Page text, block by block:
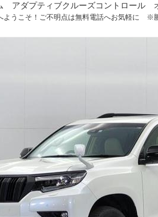
アダプティブクルーズコントロール
ようこそ！ご不明点は無料電話へお気軽に ※